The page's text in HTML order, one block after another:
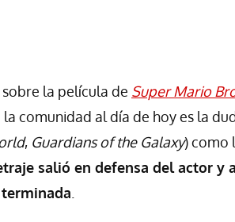
la película de Super Mario
comunidad al día de hoy es la
, Guardians of the Galaxy) como
salió en defensa del actor y